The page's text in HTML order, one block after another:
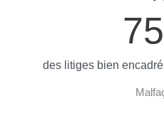
75
des litiges bien